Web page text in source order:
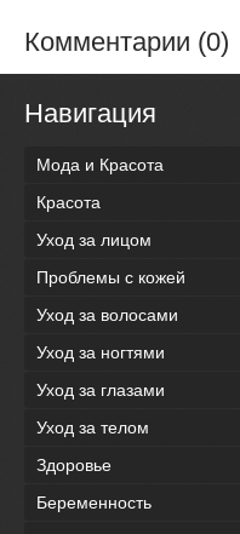
Комментарии (0)
Навигация
Мода и Красота
Красота
Уход за лицом
Проблемы с кожей
Уход за волосами
Уход за ногтями
Уход за глазами
Уход за телом
Здоровье
Беременность